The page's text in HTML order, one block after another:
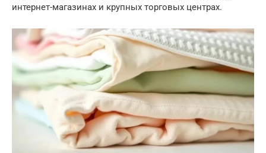
интернет-магазинах и крупных торговых центрах.